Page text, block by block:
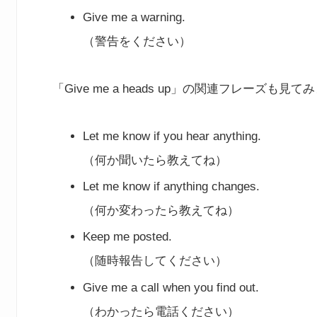
Give me a warning.
（警告をください）
「Give me a heads up」の関連フレーズも見てみ
Let me know if you hear anything.
（何か聞いたら教えてね）
Let me know if anything changes.
（何か変わったら教えてね）
Keep me posted.
（随時報告してください）
Give me a call when you find out.
（わかったら電話ください）